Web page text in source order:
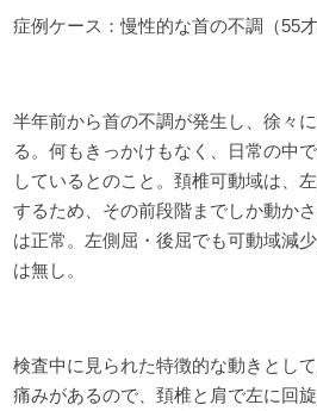
症例ケース：慢性的な首の不調（55才
半年前から首の不調が発生し、徐々
る。何もきっかけもなく、日常の中
しているとのこと。頚椎可動域は、
するため、その前段階までしか動か
は正常。左側屈・後屈でも可動域減少
は無し。
検査中に見られた特徴的な動きとし
痛みがあるので、頚椎と肩で左に回